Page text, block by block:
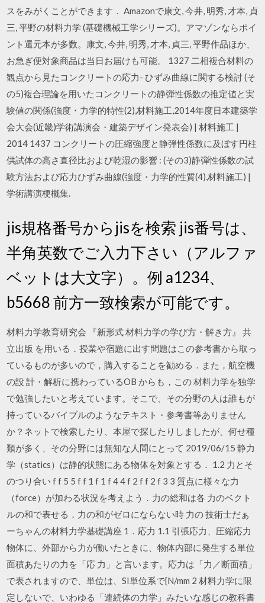
スをみがくことができます． Amazonで康文, 今井, 明秀, 才本, 貞
三, 平野の材料力学 (基礎機械工学シリーズ)。アマゾンならポイ
ント還元本が多数。康文, 今井, 明秀, 才本, 貞三, 平野作品ほか、
お急ぎ便対象商品は当日お届けも可能。 1327 二相複合材料の
観点から見たコンクリートの応力- ひずみ曲線に関する検討 (そ
の5)複合理論を用いたコンクリートの静弾性係数の推定値と実
験値の関係(強度・力学的特性(2),材料施工,2014年度日本建築学
会大会(近畿)学術講演会・建築デザイン発表会) | 材料施工 |
2014 1437 コンクリートの圧縮強度と静弾性係数に及ぼす円柱
供試体の高さ直径比および乾湿の影響 : (その3)静弾性係数の試
験方法および応力ひずみ曲線(強度・力学的性質(4),材料施工) |
学術講演梗概集.
jis規格番号からjisを検索 jis番号は、
半角英数でご入力下さい（アルファ
ベットは大文字）。例 a1234、
b5668 前方一致検索が可能です。
材料力学教育研究会 『新形式 材料力学の学び方・解き方』 共
立出版 を用いる．授業や宿題に出す問題はこの参考書から取っ
ているものが多いので，購入することを勧める．また，航空機
の設 計・解析に携わっているOB からも，この 材料力学を独学
で勉強したいと考えています。そこで、その分野の人は誰もが
持っているバイブルのようなテキスト・参考書等ありません
か？ネットで検索したり、本屋で探したりしましたが、何せ種
類が多く、その分野には無知な人間にとって 2019/06/15 静力
学（statics）は静的状態にある物体を対象とする． 1.2 力とそ
のつり合い f f 5 5 f f 1 f 1 f 4 4 f 2 f f 2 f 3 3 質点に様々な力
（force）が加わる状況を考えよう．力の総和は各 力のベクト
ルの和で表せる．力の和がゼロにならない時 力の 技術士だぁ
ーちゃんの材料力学基礎講座 1．応力 1.1 引張応力、圧縮応力
物体に、外部から力が働いたときに、物体内部に発生する単位
面積あたりの力を「応 力」と言います。応力は「力／断面積」
で表されますので、単位は、SI単位系で[N/mm 2 材料力学に限
定しないで、いわゆる「連続体の力学」みたいな感じの教科書